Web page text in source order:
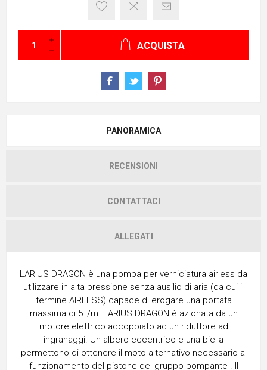
ACQUISTA
PANORAMICA
RECENSIONI
CONTATTACI
ALLEGATI
LARIUS DRAGON è una pompa per verniciatura airless da
utilizzare in alta pressione senza ausilio di aria (da cui il
termine AIRLESS) capace di erogare una portata
massima di 5 l/m. LARIUS DRAGON è azionata da un
motore elettrico accoppiato ad un riduttore ad
ingranaggi. Un albero eccentrico e una biella
permettono di ottenere il moto alternativo necessario al
funzionamento del pistone del gruppo pompante . Il